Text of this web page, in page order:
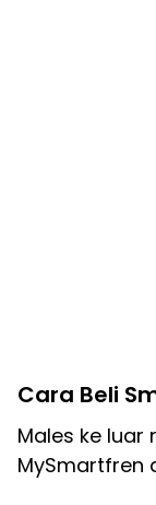
Cara Beli
Males ke luar
MySmartfren